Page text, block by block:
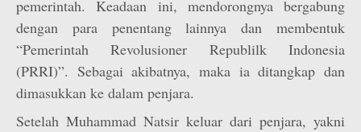
pemerintah. Keadaan ini, mendorongnya bergabung
dengan para penentang lainnya dan membentuk
“Pemerintah Revolusioner Republilk Indonesia
(PRRI)”. Sebagai akibatnya, maka ia ditangkap dan
dimasukkan ke dalam penjara.
Setelah Muhammad Natsir keluar dari penjara, yakni